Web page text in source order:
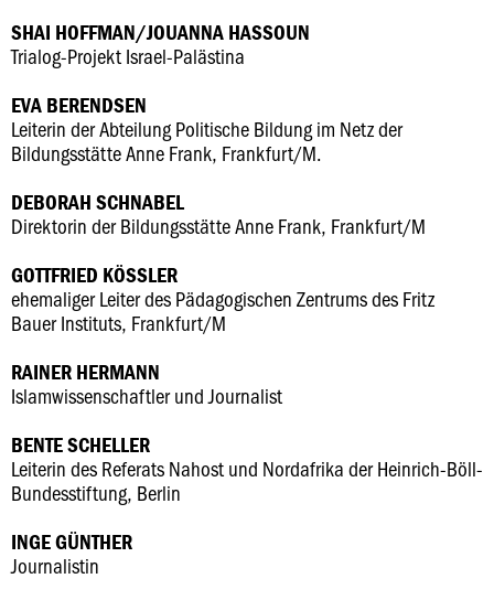
SHAI HOFFMAN/JOUANNA HASSOUN
Trialog-Projekt Israel-Palästina
EVA BERENDSEN
Leiterin der Abteilung Politische Bildung im Netz der
Bildungsstätte Anne Frank, Frankfurt/M.
DEBORAH SCHNABEL
Direktorin der Bildungsstätte Anne Frank, Frankfurt/M
GOTTFRIED KÖSSLER
ehemaliger Leiter des Pädagogischen Zentrums des Fritz
Bauer Instituts, Frankfurt/M
RAINER HERMANN
Islamwissenschaftler und Journalist
BENTE SCHELLER
Leiterin des Referats Nahost und Nordafrika der Heinrich-Böll-
Bundesstiftung, Berlin
INGE GÜNTHER
Journalistin